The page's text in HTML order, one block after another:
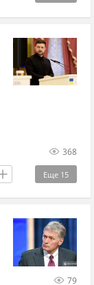
368
Еще 15
79